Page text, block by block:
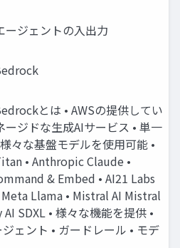
ージェントの入出力
とは • AWSの提供してい
ージドな生成AIサービス • 単一
々な基盤モデルを使用可能 •
• Anthropic Claude •
& Embed • AI21 Labs
Llama • Mistral AI Mistral
SDXL • 様々な機能を提供 •
ジェント • ガードレール • モデ